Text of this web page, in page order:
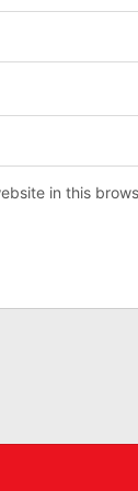
in this